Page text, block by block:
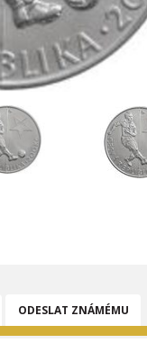
ODESLAT ZNÁMÉMU